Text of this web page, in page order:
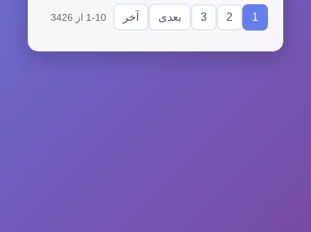
1
2
3 بعدی آخر 1-10 از 3426